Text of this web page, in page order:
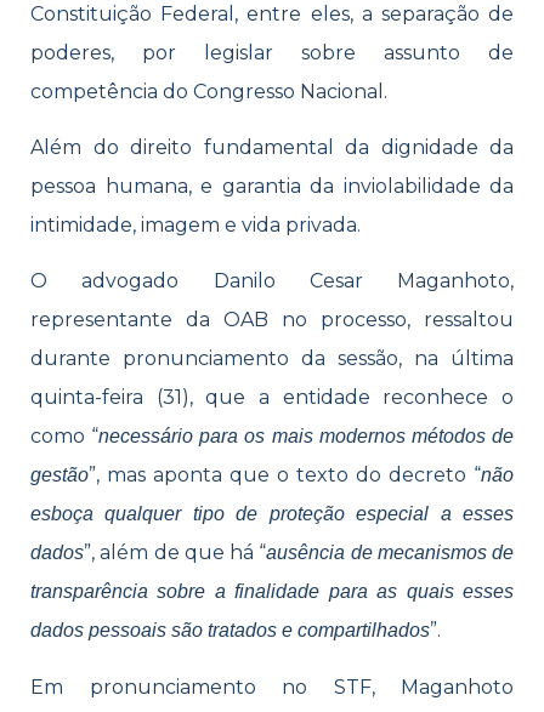
Constituição Federal, entre eles, a separação de
poderes, por legislar sobre assunto de
competência do Congresso Nacional.
Além do direito fundamental da dignidade da
pessoa humana, e garantia da inviolabilidade da
intimidade, imagem e vida privada.
O advogado Danilo Cesar Maganhoto,
representante da OAB no processo, ressaltou
durante pronunciamento da sessão, na última
quinta-feira (31), que a entidade reconhece o
como “necessário para os mais modernos métodos de
gestão”, mas aponta que o texto do decreto “não
esboça qualquer tipo de proteção especial a esses
dados”, além de que há “ausência de mecanismos de
transparência sobre a finalidade para as quais esses
dados pessoais são tratados e compartilhados”.
Em pronunciamento no STF, Maganhoto